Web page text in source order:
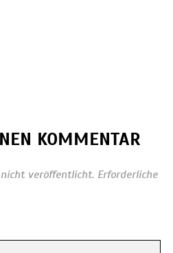
KOMMENTAR
veröffentlicht. Erforderliche